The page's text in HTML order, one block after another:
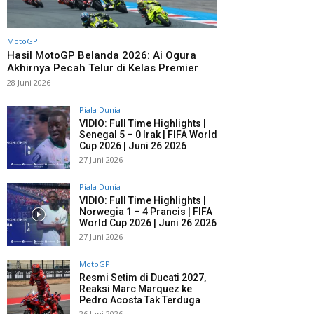
MotoGP
Hasil MotoGP Belanda 2026: Ai Ogura
Akhirnya Pecah Telur di Kelas Premier
28 Juni 2026
Piala Dunia
VIDIO: Full Time Highlights |
Senegal 5 – 0 Irak | FIFA World
Cup 2026 | Juni 26 2026
27 Juni 2026
Piala Dunia
VIDIO: Full Time Highlights |
Norwegia 1 – 4 Prancis | FIFA
World Cup 2026 | Juni 26 2026
27 Juni 2026
MotoGP
Resmi Setim di Ducati 2027,
Reaksi Marc Marquez ke
Pedro Acosta Tak Terduga